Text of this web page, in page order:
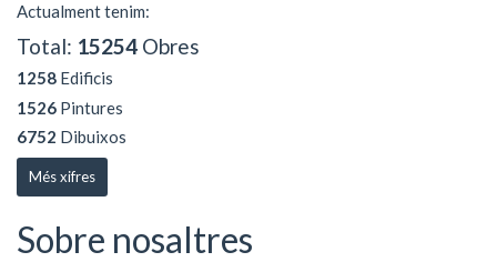
Actualment tenim:
Total: 15254 Obres
1258 Edificis
1526 Pintures
6752 Dibuixos
Més xifres
Sobre nosaltres